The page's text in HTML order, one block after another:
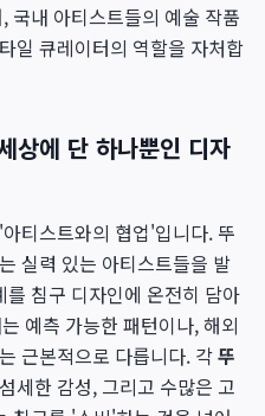
국내 아티스트들의 예술 작품
일 큐레이터의 역할을 자처합
상에 단 하나뿐인 디자
티스트와의 협업'입니다. 뚜
실력 있는 아티스트들을 발
침구 디자인에 온전히 담아
예측 가능한 패턴이나, 해외
근본적으로 다릅니다. 각뚜
세한 감성, 그리고 수많은 고